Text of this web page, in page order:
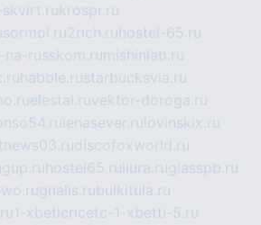
krospr.ru
sormol.ru2rich.ru hostel-65.ru
na-russkom.ru mishinlab.ru
habble.rustarbucksvia.ru
elestal.ruvektor-doroga.ru
lenasever.ru lovinskix.ru
discofoxworld.ru
hostel65.ru liura.ruglasspb.ru
gnalis.rubulkitula.ru
1-xbeticricetc-1-xbetti-5.ru